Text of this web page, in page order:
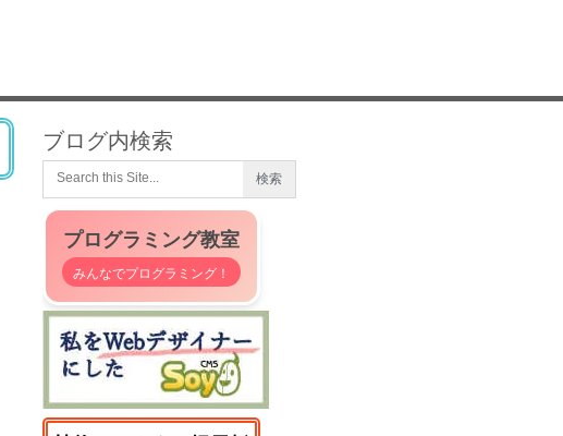
ブログ内検索
プログラミング教室
みんなでプログラミング！